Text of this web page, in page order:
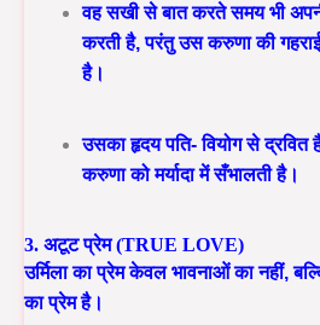
वह सखी से बात करते समय भी
करती है, परंतु उस करुणा की
है।
उसका हृदय पति- वियोग से द्रवित
करुणा को मर्यादा में सँभालती है।
3. अटूट प्रेम (TRUE LOVE)
उर्मिला का प्रेम केवल भावनाओं का नहीं,
का प्रेम है।